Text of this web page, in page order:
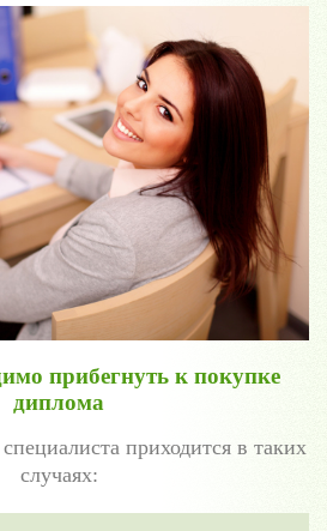
прибегнуть к покупке
диплома
приходится в таких
случаях: